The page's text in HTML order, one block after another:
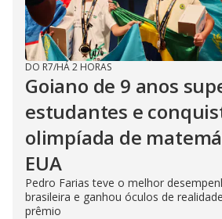
DO R7/HÁ 2 HORAS
Goiano de 9 anos
estudantes e
olimpíada de
EUA
Pedro Farias teve o melhor
brasileira e ganhou óculos de
prêmio